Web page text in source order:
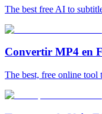
The best free AI to
Convertir MP4 en
The best, free online